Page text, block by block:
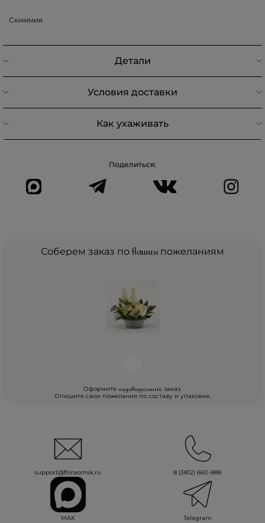
Скиммия
Детали
Условия доставки
Как ухаживать
Поделиться:
Соберем заказ по вашим пожеланиям
Оформите индивидуальный заказ.
Опишите свои пожелания по составу и упаковке.
support@floraomsk.ru 8 (3812) 660-888
MAX Telegram